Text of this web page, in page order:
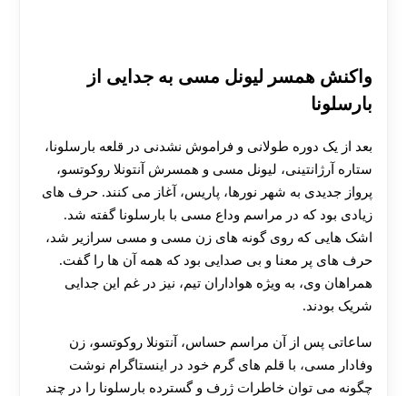
واکنش همسر لیونل مسی به جدایی از
بارسلونا
بعد از یک دوره‌ طولانی و فراموش نشدنی در قلعه‌ بارسلونا،
ستاره‌ آرژانتینی، لیونل مسی و همسرش آنتونلا روکوتسو،
پرواز جدیدی به شهر نور‌ها، پاریس، آغاز می‌ کنند. حرف‌ های
زیادی بود که در مراسم وداع مسی با بارسلونا گفته شد.
اشک‌ هایی که روی گونه‌ های زن مسی و مسی سرازیر شد،
حرف‌ های پر معنا و بی‌ صدایی بود که همه‌ آن‌ ها را گفت.
همراهان وی، به ویژه هواداران تیم، نیز در غم این جدایی
شریک بودند.
ساعاتی پس از آن مراسم حساس، آنتونلا روکوتسو، زن
وفادار مسی، با قلم‌ های گرم خود در اینستاگرام نوشت
چگونه می‌ توان خاطرات ژرف و گسترده‌ بارسلونا را در چند